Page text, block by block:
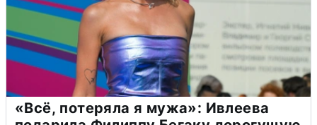
«Всё, потеряла я мужа»: Ивлеева